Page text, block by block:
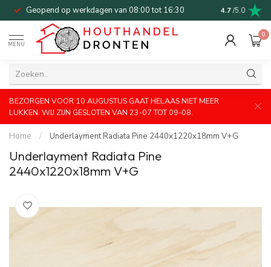
Geopend op werkdagen van 08:00 tot 16:30 Bel of mail
4.7 /5.0
MENU
0
BEZORGEN VOOR 10 AUGUSTUS GAAT HELAAS NIET MEER
LUKKEN. WIJ ZIJN GESLOTEN VAN 23-07 TOT 09-08.
Home / Underlayment Radiata Pine 2440x1220x18mm V+G
Underlayment Radiata Pine
2440x1220x18mm V+G